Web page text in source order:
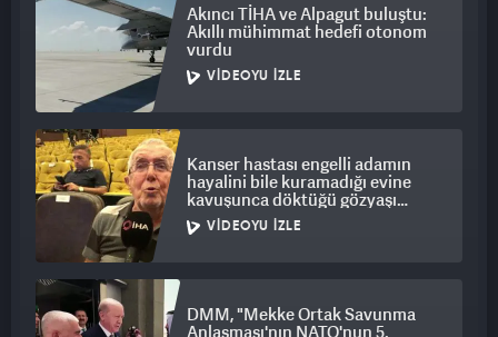
bakımdaki tedavisinin sürdüğü öğrenildi.
Akıncı TİHA ve Alpagut buluştu:
Akıllı mühimmat hedefi otonom
vurdu
VIDEOYU İZLE
Kanser hastası engelli adamın
hayalini bile kuramadığı evine
kavuşunca döktüğü gözyaşı
duygulandırdı
VIDEOYU İZLE
DMM, "Mekke Ortak Savunma
Anlaşması'nın NATO'nun 5.